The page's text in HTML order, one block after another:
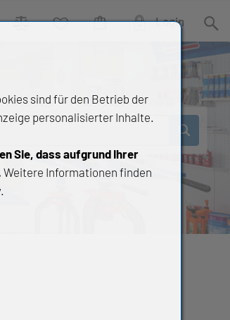
VergleichWunschlisteWarenkorb Login Suche
sind für den Betrieb der
personalisierter Inhalte.
Sie, dass aufgrund Ihrer
Weitere Informationen finden